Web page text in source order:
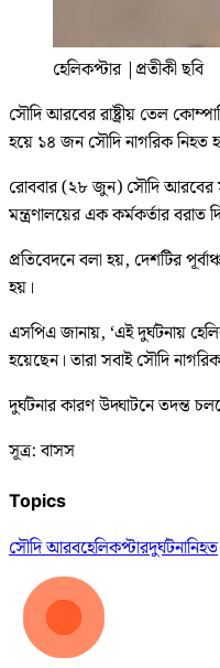
হেলিকপ্টার |প্রতীকী ছবি
সৌদি আরবের রাষ্ট্রীয় তেল
হয়ে ১৪ জন সৌদি নাগরিক নিহত
রোববার (২৮ জুন) সৌদি আরবের
মন্ত্রণালয়ের এক কর্মকর্তার বরাত
প্রতিবেদনে বলা হয়, দেশটির
হয়।
এসপিএ জানায়, ‘এই দুর্ঘটনায়
হয়েছেন। তারা সবাই সৌদি
দুর্ঘটনার কারণ উদ্ঘাটনে তদন্ত
সূত্র: বাসস
Topics
সৌদি আরবহেলিকপ্টারদুর্ঘটনানিহত